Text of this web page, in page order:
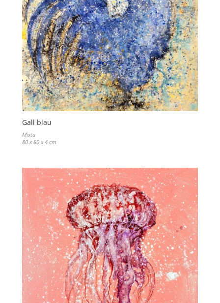
Gall blau
Mixta
80 x 80 x 4 cm